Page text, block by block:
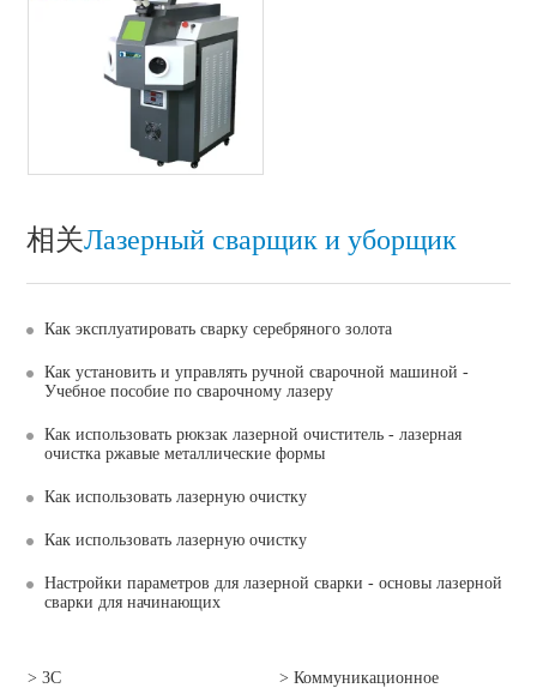
相关Лазерный сварщик и уборщик
Как эксплуатировать сварку серебряного золота
Как установить и управлять ручной сварочной машиной -
Учебное пособие по сварочному лазеру
Как использовать рюкзак лазерной очиститель - лазерная
очистка ржавые металлические формы
Как использовать лазерную очистку
Как использовать лазерную очистку
Настройки параметров для лазерной сварки - основы лазерной
сварки для начинающих
> 3C > Коммуникационное